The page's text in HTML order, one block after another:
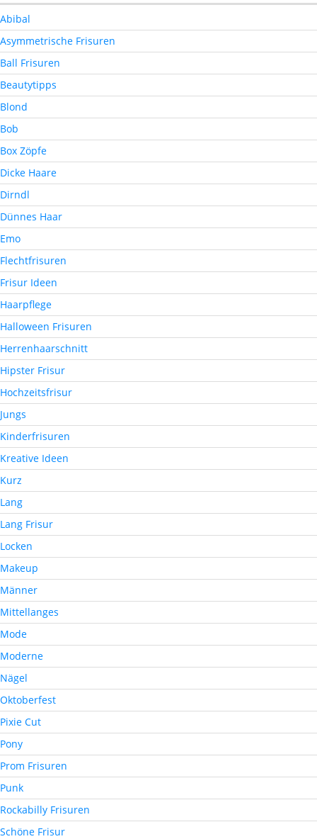
Abibal
Asymmetrische Frisuren
Ball Frisuren
Beautytipps
Blond
Bob
Box Zöpfe
Dicke Haare
Dirndl
Dünnes Haar
Emo
Flechtfrisuren
Frisur Ideen
Haarpflege
Halloween Frisuren
Herrenhaarschnitt
Hipster Frisur
Hochzeitsfrisur
Jungs
Kinderfrisuren
Kreative Ideen
Kurz
Lang
Lang Frisur
Locken
Makeup
Männer
Mittellanges
Mode
Moderne
Nägel
Oktoberfest
Pixie Cut
Pony
Prom Frisuren
Punk
Rockabilly Frisuren
Schöne Frisur